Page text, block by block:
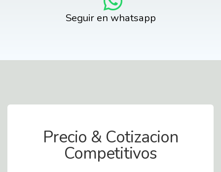
Seguir en whatsapp
Precio & Cotizacion
Competitivos